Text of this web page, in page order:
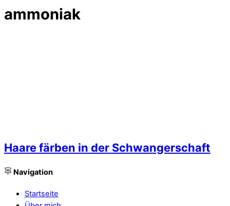
ammoniak
Haare färben in der Schwangerschaft
Navigation
Startseite